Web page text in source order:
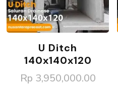
U Ditch
140x140x120
Rp 3,950,000.00